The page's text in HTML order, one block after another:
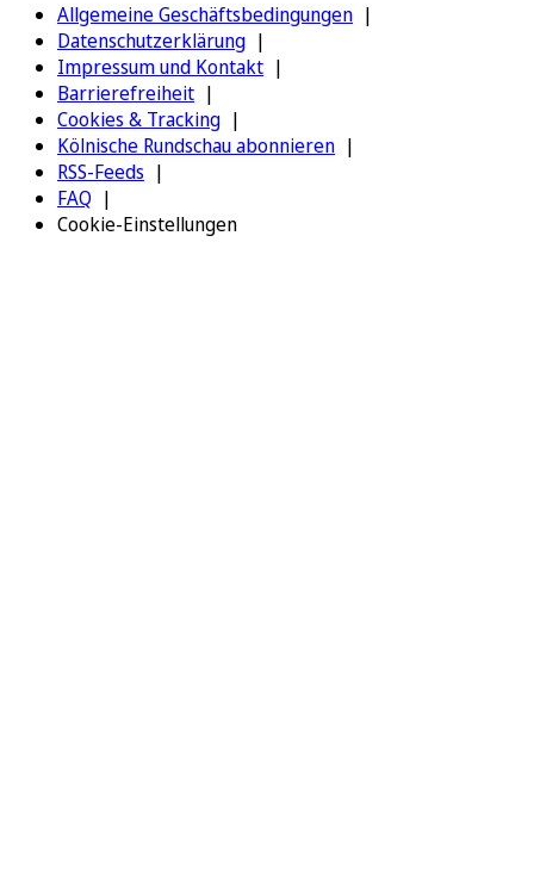
Allgemeine Geschäftsbedingungen
Datenschutzerklärung
Impressum und Kontakt
Barrierefreiheit
Cookies & Tracking
Kölnische Rundschau abonnieren
RSS-Feeds
FAQ
Cookie-Einstellungen